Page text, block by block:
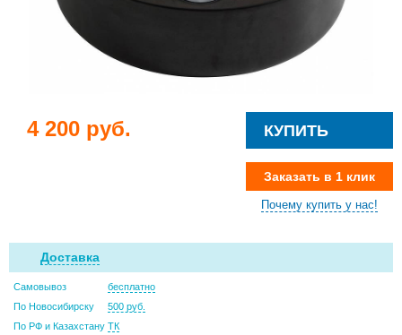
4 200 руб. КУПИТЬ
Заказать в 1 клик
Почему купить у нас!
Доставка
Самовывоз
бесплатно
По Новосибирску
500 руб.
По РФ и Казахстану ТК